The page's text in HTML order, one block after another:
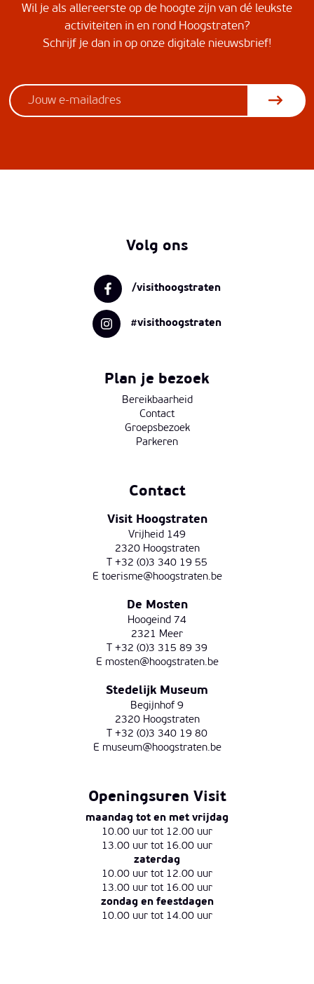
Wil je als allereerste op de hoogte zijn van dé leukste
activiteiten in en rond Hoogstraten?
Schrijf je dan in op onze digitale nieuwsbrief!
Volg ons
/visithoogstraten
#visithoogstraten
Plan je bezoek
Bereikbaarheid
Contact
Groepsbezoek
Parkeren
Contact
Visit Hoogstraten
Vrijheid 149
2320 Hoogstraten
T +32 (0)3 340 19 55
E toerisme@hoogstraten.be
De Mosten
Hoogeind 74
2321 Meer
T +32 (0)3 315 89 39
E mosten@hoogstraten.be
Stedelijk Museum
Begijnhof 9
2320 Hoogstraten
T +32 (0)3 340 19 80
E museum@hoogstraten.be
Openingsuren Visit
maandag tot en met vrijdag
10.00 uur tot 12.00 uur
13.00 uur tot 16.00 uur
zaterdag
10.00 uur tot 12.00 uur
13.00 uur tot 16.00 uur
zondag en feestdagen
10.00 uur tot 14.00 uur